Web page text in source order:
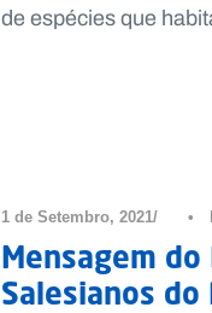
de espécies que
1 de Setembro, 2021 •
Mensagem
Salesianos do